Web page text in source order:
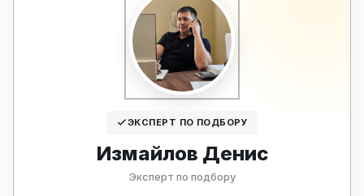
ЭКСПЕРТ ПО ПОДБОРУ
Измайлов Денис
Эксперт по подбору